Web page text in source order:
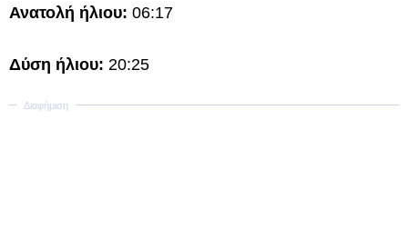
Ανατολή ήλιου: 06:17
Δύση ήλιου: 20:25